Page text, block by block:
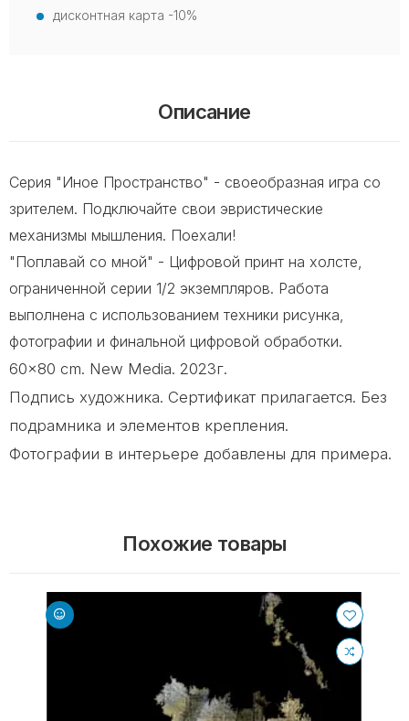
дисконтная карта -10%
Описание
Серия "Иное Пространство" - своеобразная игра со
зрителем. Подключайте свои эвристические
механизмы мышления. Поехали!
"Поплавай со мной" - Цифровой принт на холсте,
ограниченной серии 1/2 экземпляров. Работа
выполнена с использованием техники рисунка,
фотографии и финальной цифровой обработки.
60x80 cm. New Media. 2023г.
Подпись художника. Сертификат прилагается. Без
подрамника и элементов крепления.
Фотографии в интерьере добавлены для примера.
Похожие товары